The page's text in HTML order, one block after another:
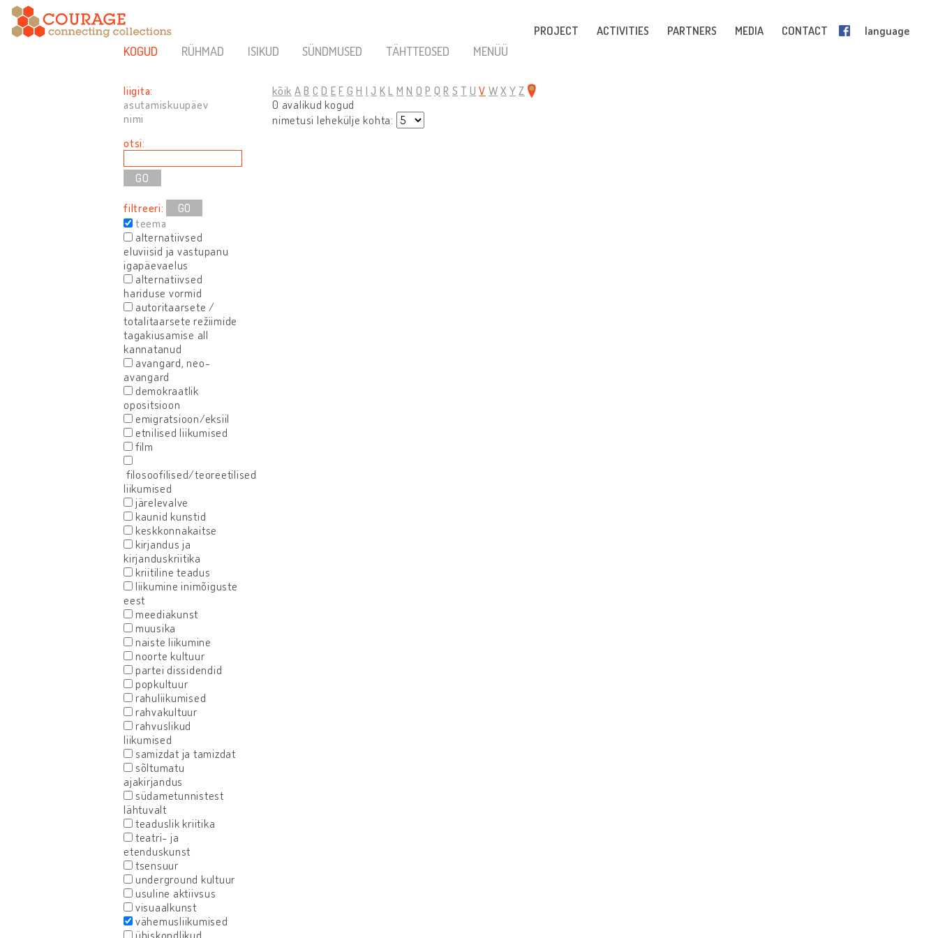
PROJECT ACTIVITIES PARTNERS MEDIA CONTACT language
KOGUD RÜHMAD ISIKUD SÜNDMUSED TÄHTTEOSED MENÜÜ
liigita:
asutamiskuupäev
nimi
otsi:
filtreeri:
GO
teema
alternatiivsed
eluviisid ja vastupanu
igapäevaelus
alternatiivsed
hariduse vormid
autoritaarsete /
totalitaarsete režiimide
tagakiusamise all
kannatanud
avangard, neo-
avangard
demokraatlik
opositsioon
emigratsioon/eksiil
etnilised liikumised
film
filosoofilised/teoreetilised
liikumised
järelevalve
kaunid kunstid
keskkonnakaitse
kirjandus ja
kirjanduskriitika
kriitiline teadus
liikumine inimõiguste
eest
meediakunst
muusika
naiste liikumine
noorte kultuur
partei dissidendid
popkultuur
rahuliikumised
rahvakultuur
rahvuslikud
liikumised
samizdat ja tamizdat
sõltumatu
ajakirjandus
südametunnistest
lähtuvalt
teaduslik kriitika
teatri- ja
etenduskunst
tsensuur
underground kultuur
usuline aktiivsus
visuaalkunst
vähemusliikumised
ühiskondlikud
kõik A B C D E F G H I J K L M N O P Q R S T U V W X Y Z
0 avalikud kogud
nimetusi lehekülje kohta: